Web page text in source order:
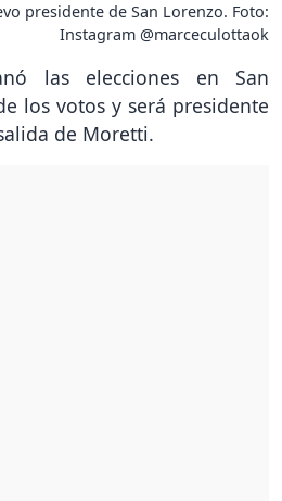
presidente de San Lorenzo. Foto:
Instagram @marceculottaok
las elecciones en San
los votos y será presidente
de Moretti.